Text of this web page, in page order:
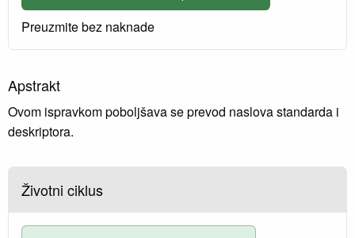
Preuzmite bez naknade
Apstrakt
Ovom ispravkom poboljšava se prevod naslova standarda i
deskriptora.
Životni ciklus